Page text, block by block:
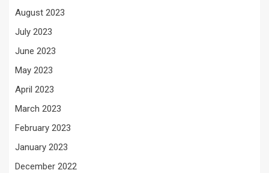
August 2023
July 2023
June 2023
May 2023
April 2023
March 2023
February 2023
January 2023
December 2022